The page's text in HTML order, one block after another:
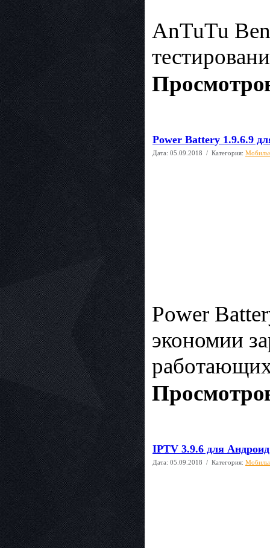
AnTuTu
Power Battery 1.9.6.9
Дата: 05.09.2018 / Категория:
Power
экономии
IPTV 3.9.6 для Андроид
Дата: 05.09.2018 / Категория: